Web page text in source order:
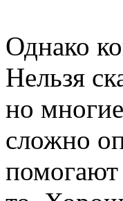
Однако
Нельзя
но
сложно
помогают